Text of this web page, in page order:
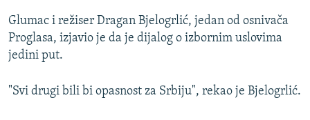
Glumac i režiser Dragan Bjelogrlić, jedan od osnivača
Proglasa, izjavio je da je dijalog o izbornim uslovima
jedini put.
"Svi drugi bili bi opasnost za Srbiju", rekao je Bjelogrlić.